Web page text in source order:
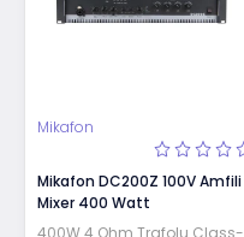
Mikafon
Mikafon DC200Z 100V Amfili
Mixer 400 Watt